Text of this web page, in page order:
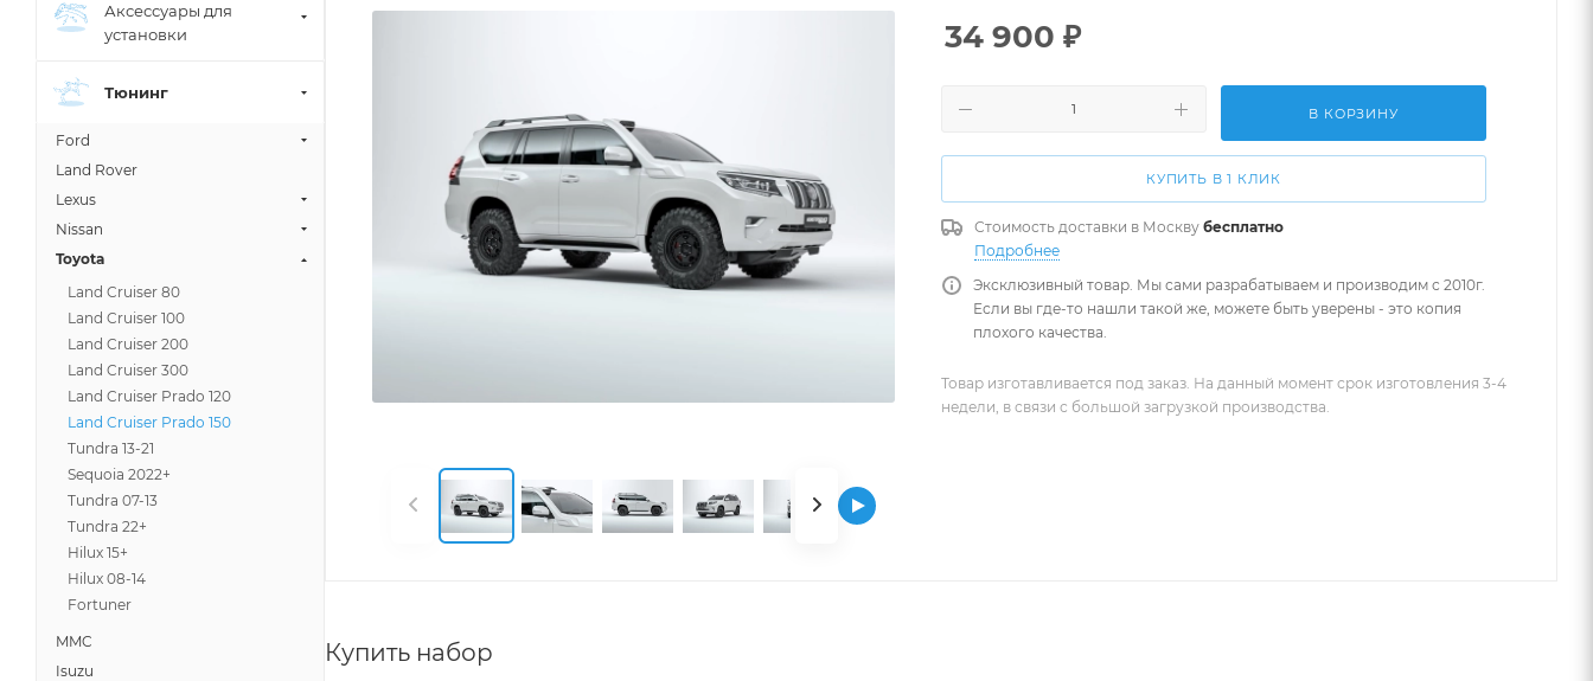
34 900 ₽
В КОРЗИНУ
КУПИТЬ В 1 КЛИК
Стоимость доставки в Москву бесплатно
Подробнее
Эксклюзивный товар. Мы сами разрабатываем и производим с 2010г.
Если вы где-то нашли такой же, можете быть уверены - это копия
плохого качества.
Товар изготавливается под заказ. На данный момент срок изготовления 3-4
недели, в связи с большой загрузкой производства.
Купить набор
Аксессуары для
установки
Тюнинг
Ford
Land Rover
Lexus
Nissan
Toyota
Land Cruiser 80
Land Cruiser 100
Land Cruiser 200
Land Cruiser 300
Land Cruiser Prado 120
Land Cruiser Prado 150
Tundra 13-21
Sequoia 2022+
Tundra 07-13
Tundra 22+
Hilux 15+
Hilux 08-14
Fortuner
MMC
Isuzu